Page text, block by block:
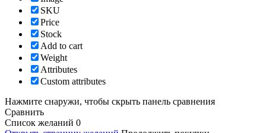
SKU
Price
Stock
Add to cart
Weight
Attributes
Custom attributes
Нажмите снаружи, чтобы скрыть панель сравнения
Сравнить
Список желаний 0